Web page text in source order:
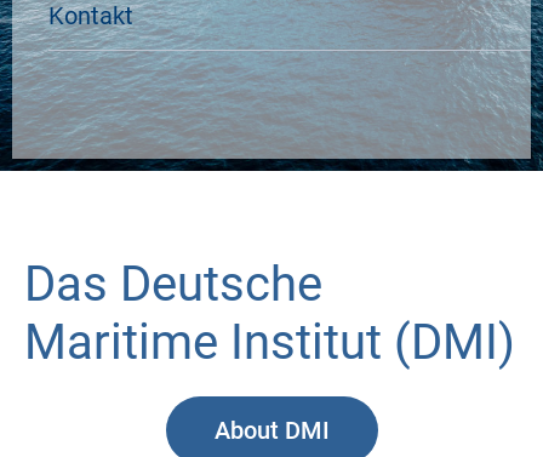
Kontakt
Das Deutsche
Maritime Institut (DMI)
About DMI